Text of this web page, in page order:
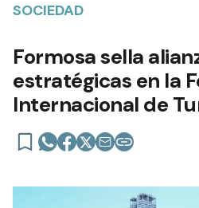
SOCIEDAD
Formosa sella
estratégicas en la
Internacional de